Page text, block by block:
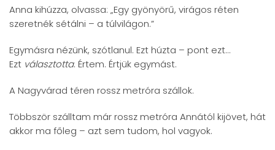
Anna kihúzza, olvassa: „Egy gyönyörű, virágos réten
szeretnék sétálni – a túlvilágon.”
Egymásra nézünk, szótlanul. Ezt húzta – pont ezt…
Ezt választotta. Értem. Értjük egymást.
A Nagyvárad téren rossz metróra szállok.
Többször szálltam már rossz metróra Annától kijövet, hát
akkor ma főleg – azt sem tudom, hol vagyok.